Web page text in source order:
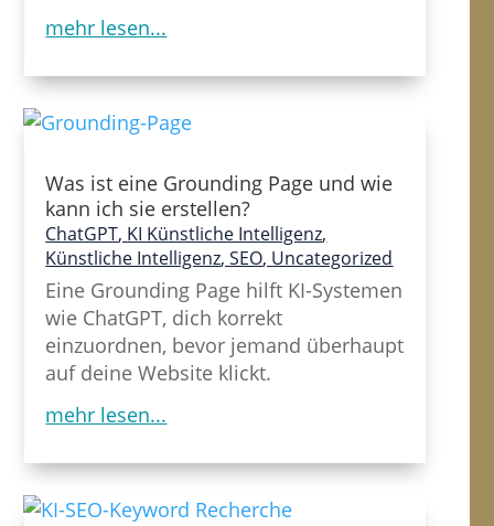
mehr lesen...
Was ist eine Grounding Page und wie
kann ich sie erstellen?
ChatGPT, KI Künstliche Intelligenz,
Künstliche Intelligenz,SEO, Uncategorized
Eine Grounding Page hilft KI-Systemen
wie ChatGPT, dich korrekt
einzuordnen, bevor jemand überhaupt
auf deine Website klickt.
mehr lesen...